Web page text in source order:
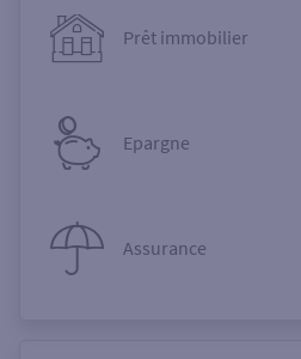
Prêt immobilier
Epargne
Assurance